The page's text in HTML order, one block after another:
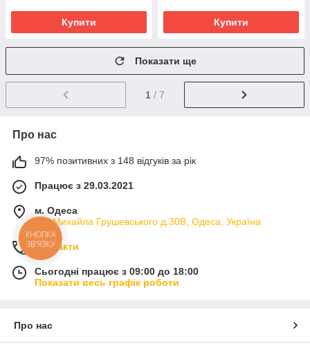
Купити Купити
Показати ще
1 / 7
Про нас
97% позитивних з 148 відгуків за рік
Працює з 29.03.2021
м. Одеса
вул.Михайла Грушевського д.30В, Одеса, Україна
Контакти
Сьогодні працює з 09:00 до 18:00
Показати весь графік роботи
Про нас
КНОПКА
ЗВ'ЯЗКУ